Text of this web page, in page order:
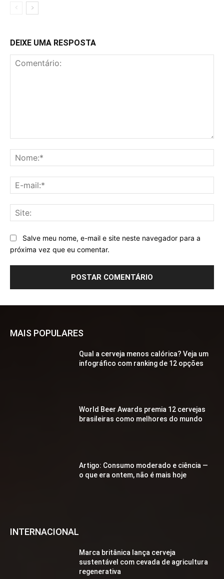
DEIXE UMA RESPOSTA
Salve meu nome, e-mail e site neste navegador para a
próxima vez que eu comentar.
MAIS POPULARES
Qual a cerveja menos calórica? Veja um
infográfico com ranking de 12 opções
World Beer Awards premia 12 cervejas
brasileiras como melhores do mundo
Artigo: Consumo moderado e ciência —
o que era ontem, não é mais hoje
INTERNACIONAL
Marca britânica lança cerveja
sustentável com cevada de agricultura
regenerativa